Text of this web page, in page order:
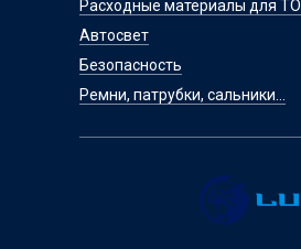
Расходные материалы для ТО
Автосвет
Безопасность
Ремни, патрубки, сальники...